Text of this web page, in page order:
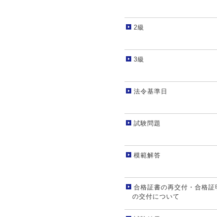
2級
3級
法令基準日
試験問題
模範解答
合格証書の再交付・合格証
の交付について